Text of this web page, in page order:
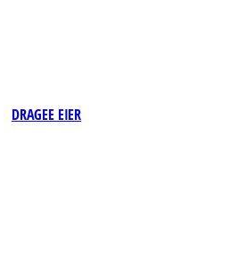
DRAGEE EIER